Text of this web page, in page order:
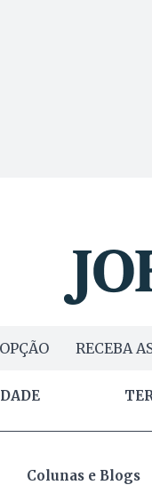
RECEBA
Colunas e Blogs